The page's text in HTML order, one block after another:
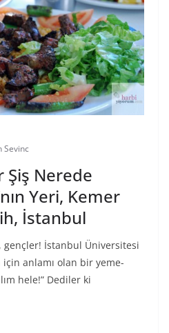
Sevinc
Şiş Nerede
Yeri, Kemer
İstanbul
gençler! İstanbul Üniversitesi
için anlamı olan bir yeme-
hele!” Dediler ki